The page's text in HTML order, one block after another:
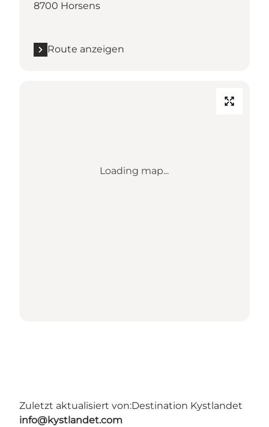
8700 Horsens
Route anzeigen
Loading map...
Zuletzt aktualisiert von:Destination Kystlandet
info@kystlandet.com